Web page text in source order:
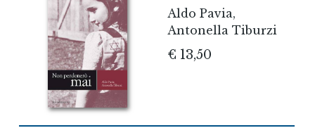
Aldo Pavia,
Antonella Tiburzi
€ 13,50